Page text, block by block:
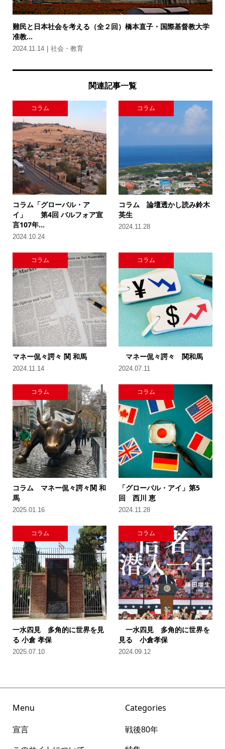
難民と日本社会を考える（全２回）橋本直子・国際基督教大学
准教...
2024.11.14 社会・教育
関連記事一覧
コラム
コラム「グローバル・ア
イ」 第4回 バルフォア宣
言107年...
2024.10.24
コラム
コラム 論壇透かし読み鈴木
英生
2024.11.28
コラム
マネー侃々諤々 関 和馬
2024.11.14
コラム
マネー侃々諤々 関和馬
2024.07.11
コラム
コラム マネー侃々諤々関 和
馬
2025.01.16
コラム
「グローバル・アイ」第5
回 西川 恵
2024.11.28
コラム
一水四見 多角的に世界を見
る 小倉 孝保
2025.07.10
コラム
一水四見 多角的に世界を
見る 小倉孝保
2024.09.12
Menu
宣言
Categories
戦後80年